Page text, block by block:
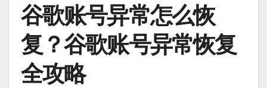
谷歌账号异常怎么恢
复？谷歌账号异常恢复
全攻略